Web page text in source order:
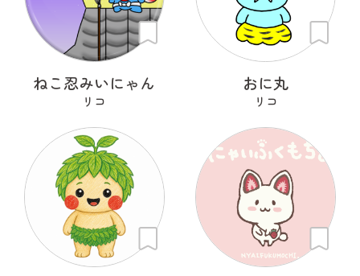
ねこ忍みいにゃん
リコ
おに丸
リコ